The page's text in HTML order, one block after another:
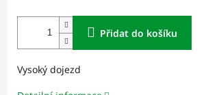
Přidat do košíku
Vysoký dojezd